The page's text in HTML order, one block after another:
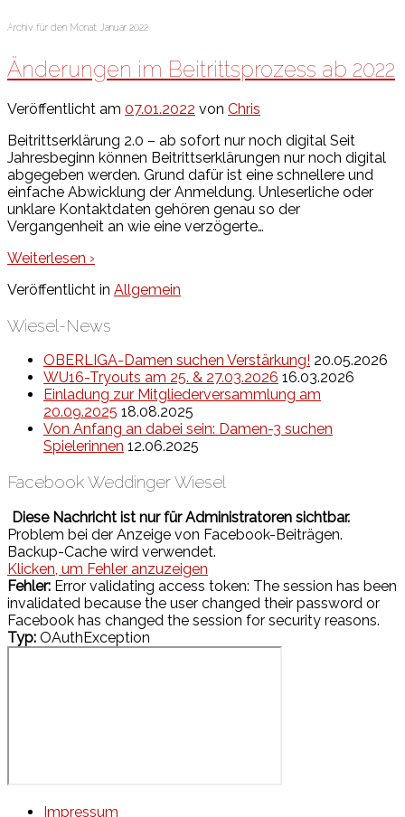
Archiv für den Monat: Januar 2022
Änderungen im Beitrittsprozess ab 2022
Veröffentlicht am 07.01.2022 von Chris
Beitrittserklärung 2.0 – ab sofort nur noch digital Seit
Jahresbeginn können Beitrittserklärungen nur noch digital
abgegeben werden. Grund dafür ist eine schnellere und
einfache Abwicklung der Anmeldung. Unleserliche oder
unklare Kontaktdaten gehören genau so der
Vergangenheit an wie eine verzögerte…
Weiterlesen ›
Veröffentlicht in Allgemein
Wiesel-News
OBERLIGA-Damen suchen Verstärkung! 20.05.2026
WU16-Tryouts am 25. & 27.03.2026 16.03.2026
Einladung zur Mitgliederversammlung am
20.09.2025 18.08.2025
Von Anfang an dabei sein: Damen-3 suchen
Spielerinnen 12.06.2025
Facebook Weddinger Wiesel
Diese Nachricht ist nur für Administratoren sichtbar.
Problem bei der Anzeige von Facebook-Beiträgen.
Backup-Cache wird verwendet.
Klicken, um Fehler anzuzeigen
Fehler: Error validating access token: The session has been
invalidated because the user changed their password or
Facebook has changed the session for security reasons.
Typ: OAuthException
Impressum